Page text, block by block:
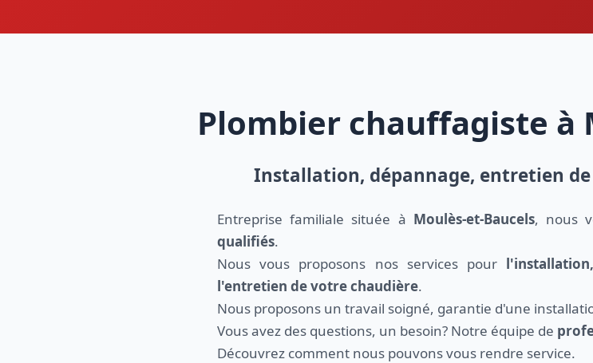
Plombier chauffagiste à
Installation, dépannage, entretien
Entreprise familiale située à Moulès-et-Baucels, nous
qualifiés.
Nous vous proposons nos services pour
l'entretien de votre chaudière.
Nous proposons un travail soigné, garantie d'une
Vous avez des questions, un besoin? Notre équipe de
Découvrez comment nous pouvons vous rendre service.